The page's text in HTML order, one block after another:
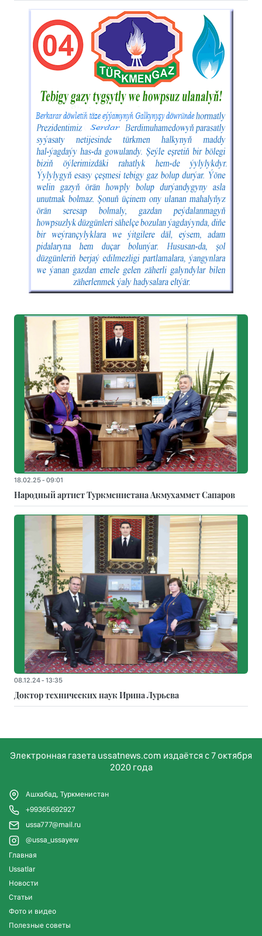
18.02.25 - 09:01
Народный артист Туркменистана Акмухаммет Сапаров
08.12.24 - 13:35
Доктор технических наук Ирина Лурьева
Электронная газета ussatnews.com издаётся с 7 октября
2020 года
Ашхабад, Туркменистан
+99365692927
ussa777@mail.ru
@ussa_ussayew
Главная
Ussatlar
Новости
Статьи
Фото и видео
Полезные советы